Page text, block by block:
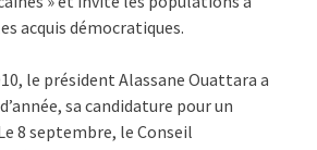
acquis démocratiques.
le président Alassane Ouattara a
sa candidature pour un
8 septembre, le Conseil